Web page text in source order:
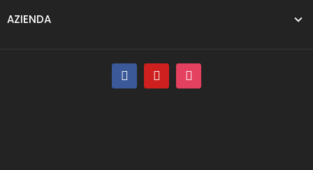
AZIENDA